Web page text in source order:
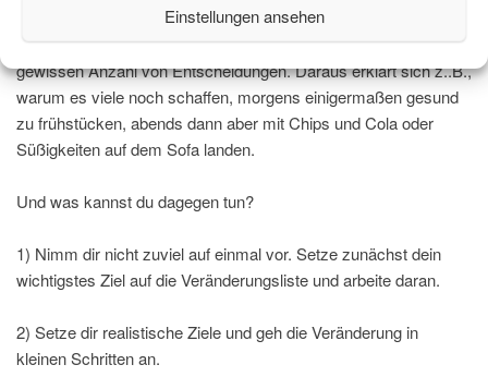
Einstellungen ansehen
nimmt unsere Willensstärke meistens ab. Außerdem erschöpft
sich die „vernünftige“ Entscheidungsfähigkeit nach einer
gewissen Anzahl von Entscheidungen. Daraus erklärt sich z..B.,
warum es viele noch schaffen, morgens einigermaßen gesund
zu frühstücken, abends dann aber mit Chips und Cola oder
Süßigkeiten auf dem Sofa landen.
Und was kannst du dagegen tun?
1) Nimm dir nicht zuviel auf einmal vor. Setze zunächst dein
wichtigstes Ziel auf die Veränderungsliste und arbeite daran.
2) Setze dir realistische Ziele und geh die Veränderung in
kleinen Schritten an.